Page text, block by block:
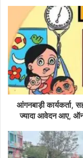
आंगनबाड़ी कार्यकर्ता,
ज्‍यादा आवेदन आए,